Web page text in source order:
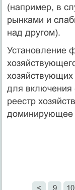
(например, в
рынками и
над другом).
Установление
хозяйствующих
для включения
реестр
доминирующее
< 9 10